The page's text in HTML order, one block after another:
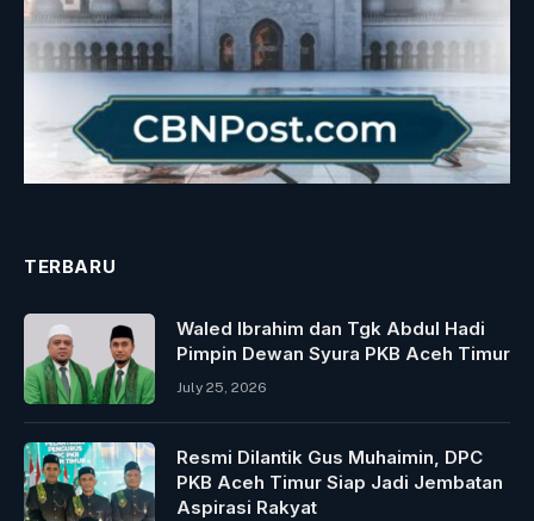
TERBARU
Waled Ibrahim dan Tgk Abdul Hadi
Pimpin Dewan Syura PKB Aceh Timur
July 25, 2026
Resmi Dilantik Gus Muhaimin, DPC
PKB Aceh Timur Siap Jadi Jembatan
Aspirasi Rakyat